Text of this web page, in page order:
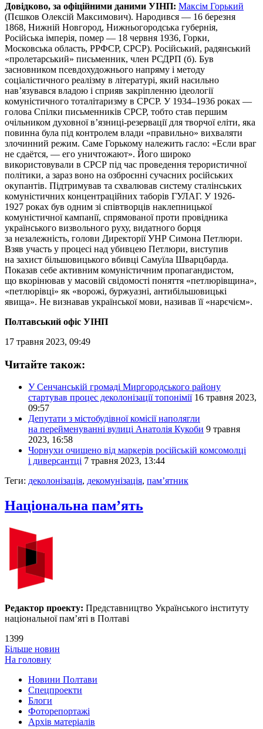
Довідково, за офіційними даними УІНП: Максім Горький
(Пєшков Олексій Максимович). Народився — 16 березня
1868, Нижній Новгород, Нижньогородська губернія,
Російська імперія, помер — 18 червня 1936, Горки,
Московська область, РРФСР, СРСР). Російський, радянський
«пролетарський» письменник, член РСДРП (б). Був
засновником псевдохудожнього напряму і методу
соціалістичного реалізму в літературі, який насильно
нав’язувався владою і сприяв закріпленню ідеології
комуністичного тоталітаризму в СРСР. У 1934–1936 роках —
голова Спілки письменників СРСР, тобто став першим
очільником духовної в’язниці-резервації для творчої еліти, яка
повинна була під контролем влади «правильно» вихваляти
злочинний режим. Саме Горькому належить гасло: «Если враг
не сдаётся, — его уничтожают». Його широко
використовували в СРСР під час проведення терористичної
політики, а зараз воно на озброєнні сучасних російських
окупантів. Підтримував та схвалював систему сталінських
комуністичних концентраційних таборів ГУЛАГ. У 1926-
1927 роках був одним зі співтворців наклепницької
комуністичної кампанії, спрямованої проти провідника
українського визвольного руху, видатного борця
за незалежність, голови Директорії УНР Симона Петлюри.
Взяв участь у процесі над убивцею Петлюри, виступив
на захист більшовицького вбивці Самуїла Шварцбарда.
Показав себе активним комуністичним пропагандистом,
що вкорінював у масовій свідомості поняття «петлюрівщина»,
«петлюрівці» як «ворожі, буржуазні, антибільшовицькі
явища». Не визнавав української мови, називав її «нарєчієм».
Полтавський офіс УІНП
17 травня 2023, 09:49
Читайте також:
У Сенчанській громаді Миргородського району
стартував процес деколонізації топонімії 16 травня 2023,
09:57
Депутати з містобудівної комісії наполягли
на перейменуванні вулиці Анатолія Кукоби 9 травня
2023, 16:58
Чорнухи очищено від маркерів російській комсомолці
і диверсантці 7 травня 2023, 13:44
Теги: деколонізація, декомунізація, пам’ятник
Національна пам’ять
Редактор проекту: Представництво Українського інституту
національної пам’яті в Полтаві
1399
Більше новин
На головну
Новини Полтави
Спецпроекти
Блоги
Фоторепортажі
Архів матеріалів